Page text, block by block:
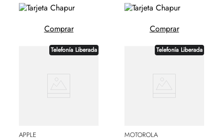
Comprar Comprar
Telefonía Liberada
APPLE
Telefonía Liberada
MOTOROLA